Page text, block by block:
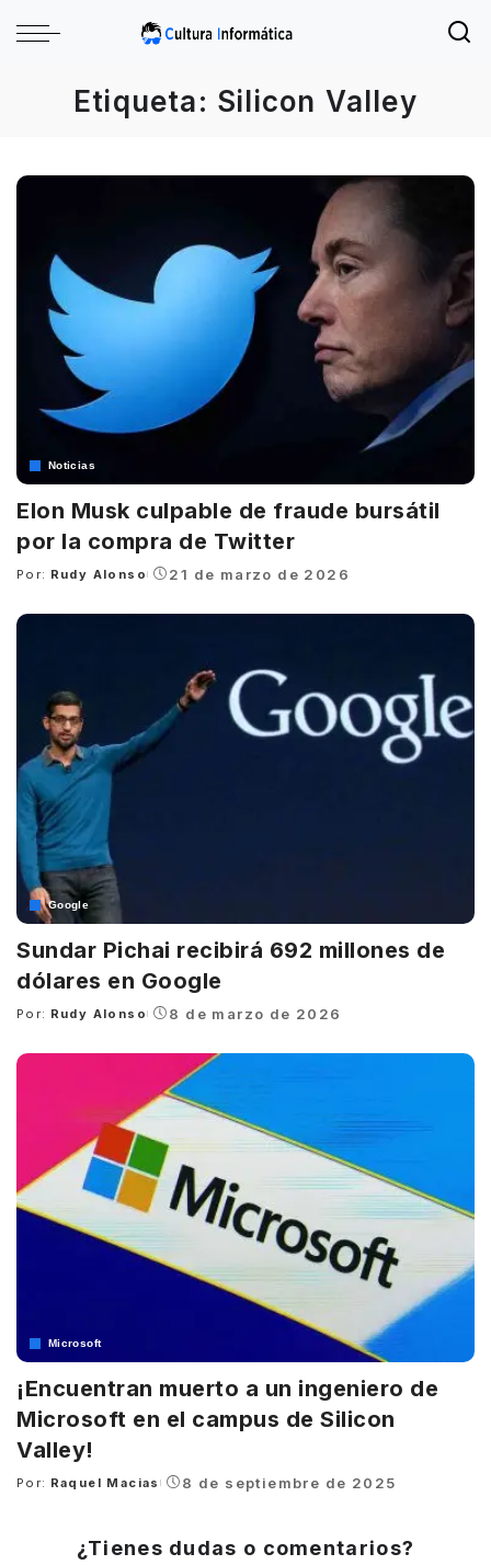
Etiqueta: Silicon Valley
Noticias
Elon Musk culpable de fraude bursátil
por la compra de Twitter
Posted
Por: Rudy Alonso 21 de marzo de 2026
Google
Sundar Pichai recibirá 692 millones de
dólares en Google
Posted
Por: Rudy Alonso 8 de marzo de 2026
Microsoft
¡Encuentran muerto a un ingeniero de
Microsoft en el campus de Silicon
Valley!
Posted
Por: Raquel Macias 8 de septiembre de 2025
¿Tienes dudas o comentarios?